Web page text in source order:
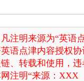
注明来源为“英语
语点津内容授权
、转载和使用，
网注明“来源：